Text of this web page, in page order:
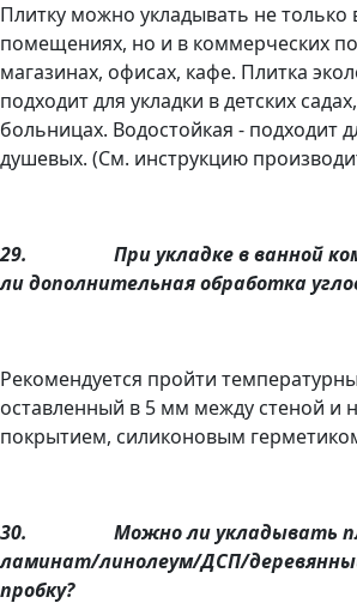
Плитку можно укладывать не только
помещениях, но и в коммерческих
магазинах, офисах, кафе. Плитка
подходит для укладки в детских
больницах. Водостойкая - подходит
душевых. (См. инструкцию
29. При укладке в ванной
ли дополнительная обработка
Рекомендуется пройти
оставленный в 5 мм между стеной и
покрытием, силиконовым
30. Можно ли укладывать
ламинат/линолеум/ДСП/
пробку?